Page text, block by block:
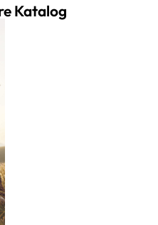
Katalog